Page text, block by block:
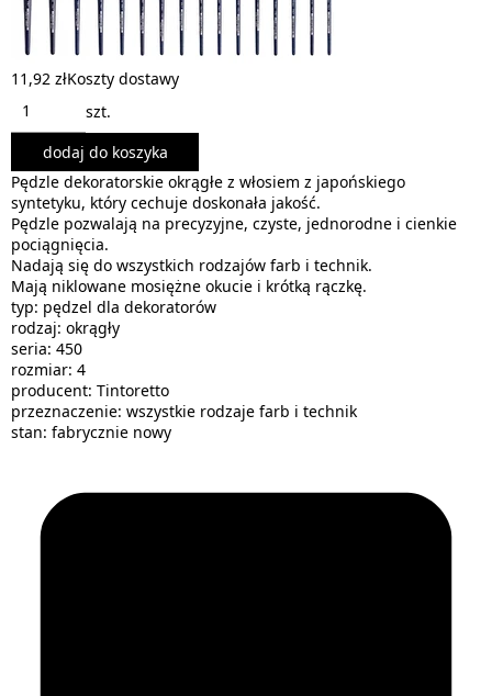
11,92 złKoszty dostawy
szt.
dodaj do koszyka
Pędzle dekoratorskie okrągłe z włosiem z japońskiego
syntetyku, który cechuje doskonała jakość.
Pędzle pozwalają na precyzyjne, czyste, jednorodne i cienkie
pociągnięcia.
Nadają się do wszystkich rodzajów farb i technik.
Mają niklowane mosiężne okucie i krótką rączkę.
typ: pędzel dla dekoratorów
rodzaj: okrągły
seria: 450
rozmiar: 4
producent: Tintoretto
przeznaczenie: wszystkie rodzaje farb i technik
stan: fabrycznie nowy